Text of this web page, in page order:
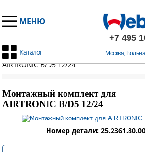
МЕНЮ
+7 495
Москва,
Каталог
Главная / Автономные отопители/
AIRTRONIC B/D5 12/24
Монтажный комплект для
AIRTRONIC B/D5 12/24
Номер детали: